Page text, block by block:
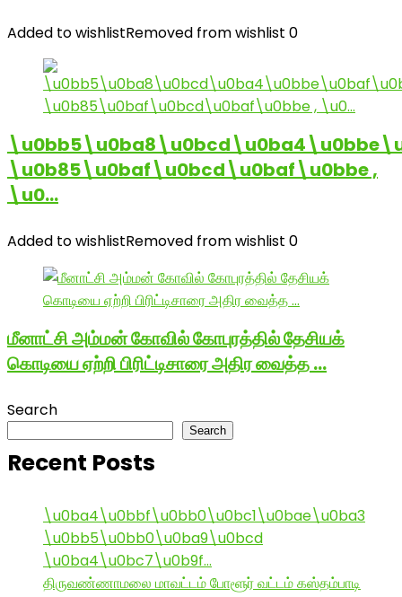
Added to wishlistRemoved from wishlist 0
\u0b85\u0baf\u0bcd\u0baf\u0bbe ,
\u0…
Added to wishlistRemoved from wishlist 0
மீனாட்சி அம்மன் கோவில் கோபுரத்தில் தேசியக்
கொடியை ஏற்றி பிரிட்டிசாரை அதிர வைத்த …
Search
Search
Recent Posts
\u0ba4\u0bbf\u0bb0\u0bc1\u0bae\u0ba3
\u0bb5\u0bb0\u0ba9\u0bcd
\u0ba4\u0bc7\u0b9f…
திருவண்ணாமலை மாவட்டம் போளூர் வட்டம் கஸ்தம்பாடி